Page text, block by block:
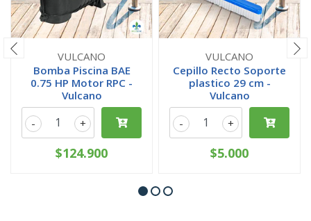
VULCANO
Bomba Piscina BAE
0.75 HP Motor RPC -
Vulcano
+
-
$124.900
VULCANO
Cepillo Recto Soporte
plastico 29 cm -
Vulcano
+
-
$5.000